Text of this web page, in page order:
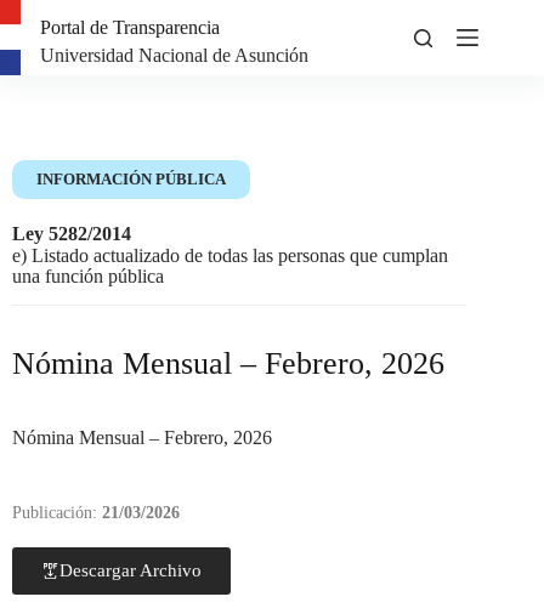
Portal de Transparencia
Universidad Nacional de Asunción
INFORMACIÓN PÚBLICA
Ley 5282/2014
e) Listado actualizado de todas las personas que cumplan
una función pública
Nómina Mensual – Febrero, 2026
Nómina Mensual – Febrero, 2026
Publicación: 21/03/2026
Descargar Archivo